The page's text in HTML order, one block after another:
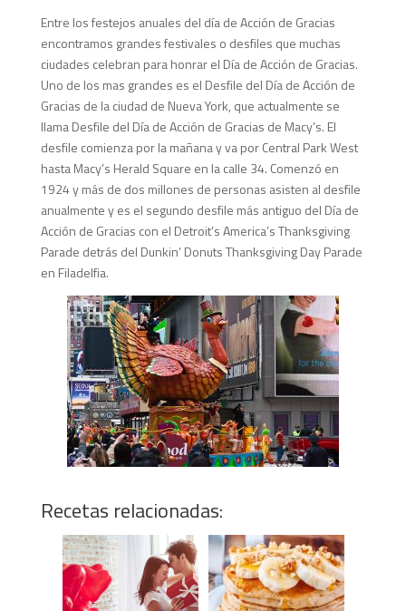
Entre los festejos anuales del día de Acción de Gracias
encontramos grandes festivales o desfiles que muchas
ciudades celebran para honrar el Día de Acción de Gracias.
Uno de los mas grandes es el Desfile del Día de Acción de
Gracias de la ciudad de Nueva York, que actualmente se
llama Desfile del Día de Acción de Gracias de Macy’s. El
desfile comienza por la mañana y va por Central Park West
hasta Macy’s Herald Square en la calle 34. Comenzó en
1924 y más de dos millones de personas asisten al desfile
anualmente y es el segundo desfile más antiguo del Día de
Acción de Gracias con el Detroit’s America’s Thanksgiving
Parade detrás del Dunkin’ Donuts Thanksgiving Day Parade
en Filadelfia.
Recetas relacionadas: